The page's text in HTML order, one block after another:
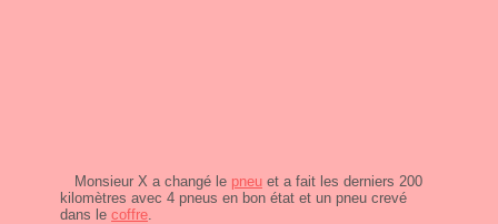
Monsieur X a changé le pneu et a fait les derniers 200
kilomètres avec 4 pneus en bon état et un pneu crevé
dans le coffre